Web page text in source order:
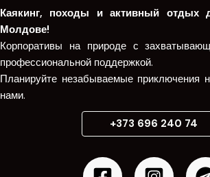
Каякинг, походы и активный отдых
Молдове!
Корпоративы на природе с
профессиональной поддержкой.
Планируйте незабываемые приключения
нами.
+373 696 240 74